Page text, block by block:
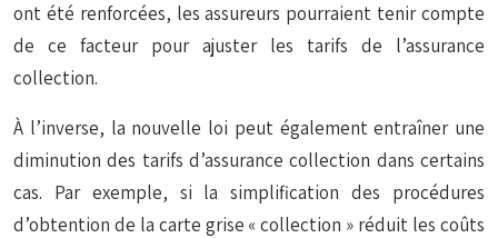
ont été renforcées, les assureurs pourraient tenir compte
de ce facteur pour ajuster les tarifs de l’assurance
collection.
À l’inverse, la nouvelle loi peut également entraîner une
diminution des tarifs d’assurance collection dans certains
cas. Par exemple, si la simplification des procédures
d’obtention de la carte grise « collection » réduit les coûts